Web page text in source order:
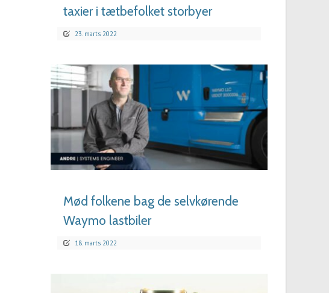
taxier i tætbefolket storbyer
23. marts 2022
LÆS MERE
Mød folkene bag de selvkørende
Waymo lastbiler
18. marts 2022